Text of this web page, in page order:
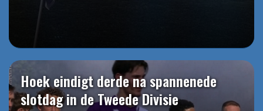
Hoek eindigt derde na spannenede
slotdag in de Tweede Divisie